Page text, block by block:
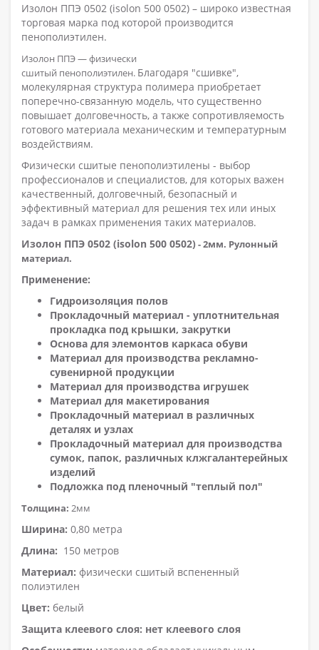
Изолон ППЭ 0502 (isolon 500 0502) – широко известная
торговая марка под которой производится
пенополиэтилен.
Изолон ППЭ — физически
сшитый пенополиэтилен. Благодаря "сшивке",
молекулярная структура полимера приобретает
поперечно-связанную модель, что существенно
повышает долговечность, а также сопротивляемость
готового материала механическим и температурным
воздействиям.
Физически сшитые пенополиэтилены - выбор
профессионалов и специалистов, для которых важен
качественный, долговечный, безопасный и
эффективный материал для решения тех или иных
задач в рамках применения таких материалов.
Изолон ППЭ 0502 (isolon 500 0502) - 2мм. Рулонный
материал.
Применение:
Гидроизоляция полов
Прокладочный материал - уплотнительная
прокладка под крышки, закрутки
Основа для элемонтов каркаса обуви
Материал для производства рекламно-
сувенирной продукции
Материал для производства игрушек
Материал для макетирования
Прокладочный материал в различных
деталях и узлах
Прокладочный материал для производства
сумок, папок, различных клжгалантерейных
изделий
Подложка под пленочный "теплый пол"
Толщина: 2мм
Ширина: 0,80 метра
Длина: 150 метров
Материал: физически сшитый вспененный
полиэтилен
Цвет: белый
Защита клеевого слоя: нет клеевого слоя